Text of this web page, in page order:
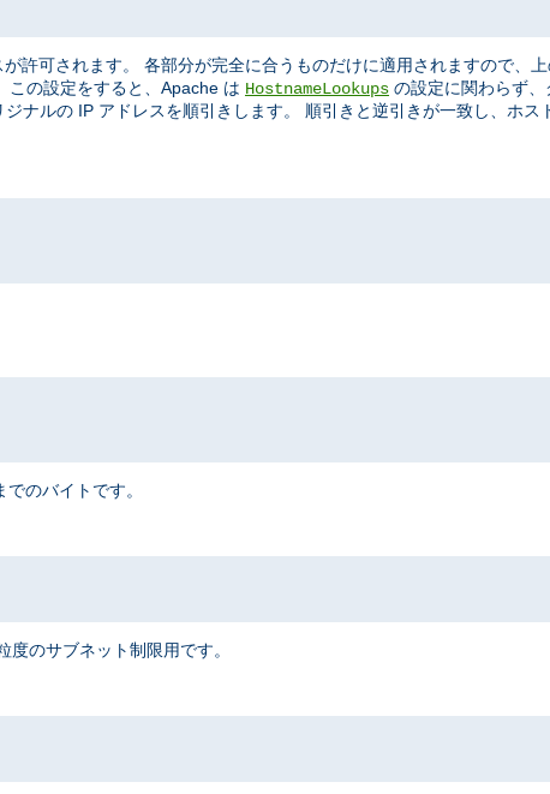
許可されます。 各部分が完全に合うものだけに適用されますので、
この設定をすると、Apache は HostnameLookups の設定に関わらず
ナルの IP アドレスを順引きします。 順引きと逆引きが一致し、ホス
のバイトです。
のサブネット制限用です。